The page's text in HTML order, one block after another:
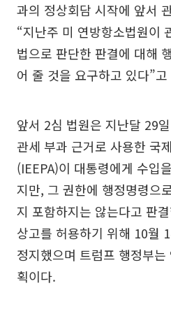
과의 정상회담 시작에 앞서
“지난주 미 연방항소법원이
법으로 판단한 판결에 대해
어 줄 것을 요구하고 있다”
앞서 2심 법원은 지난달 29
관세 부과 근거로 사용한 국
(IEEPA)이 대통령에게 수입
지만, 그 권한에 행정명령으
지 포함하지는 않는다고 판
상고를 허용하기 위해 10월
정지했으며 트럼프 행정부
획이다.